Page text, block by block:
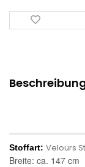
Stoffart: Velours
Breite: ca. 147 cm